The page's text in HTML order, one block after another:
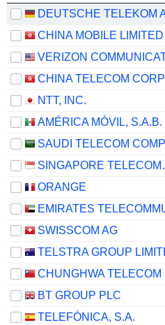
DEUTSCHE TELEKOM
CHINA MOBILE LIMITED
NTT, INC.
ORANGE
SWISSCOM AG
TELSTRA GROUP
BT GROUP PLC
TELEFÓNICA, S.A.